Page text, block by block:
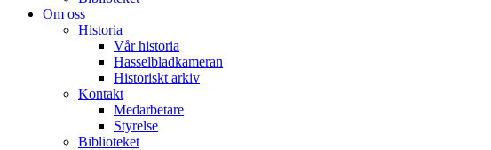
Om oss
Historia
Vår historia
Hasselbladkameran
Historiskt arkiv
Kontakt
Medarbetare
Styrelse
Biblioteket